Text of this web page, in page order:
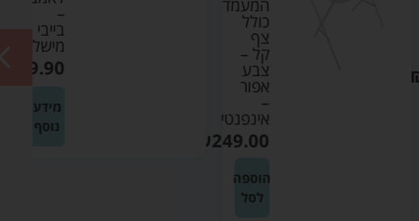
המעמד
כולל
קל –
צבע
אפור
אינפנטי
₪249.00
הוספה
בייבי
מישל
₪19.90
מידע
נוסף